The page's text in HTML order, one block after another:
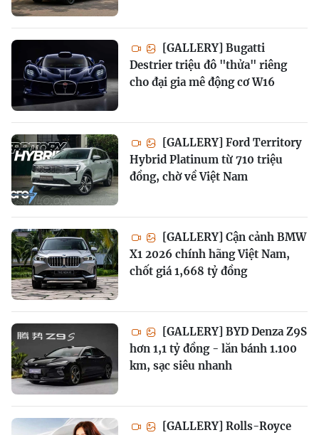
[GALLERY] Bugatti
Destrier triệu đô "thửa" riêng
cho đại gia mê động cơ W16
[GALLERY] Ford Territory
Hybrid Platinum từ 710 triệu
đồng, chờ về Việt Nam
[GALLERY] Cận cảnh BMW
X1 2026 chính hãng Việt Nam,
chốt giá 1,668 tỷ đồng
[GALLERY] BYD Denza Z9S
hơn 1,1 tỷ đồng - lăn bánh 1.100
km, sạc siêu nhanh
[GALLERY] Rolls-Royce